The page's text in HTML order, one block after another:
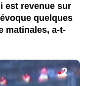
est revenue sur
quelques
matinales, a-t-